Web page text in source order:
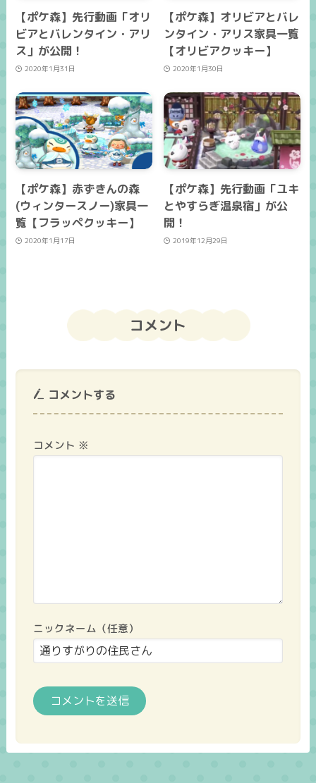
【ポケ森】先行動画「オリ
ビアとバレンタイン・アリ
ス」が公開！
2020年1月31日
【ポケ森】オリビアとバレ
ンタイン・アリス家具一覧
【オリビアクッキー】
2020年1月30日
【ポケ森】赤ずきんの森
(ウィンタースノー)家具一
覧【フラッペクッキー】
2020年1月17日
【ポケ森】先行動画「ユキ
とやすらぎ温泉宿」が公
開！
2019年12月29日
コメント
コメントする
コメント ※
ニックネーム（任意）